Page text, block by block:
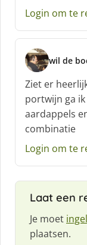
Login om te
wil de
s
c
h
r
e
e
:
Ziet er
portwijn ga
aardappels
combinatie
Login om te
Laat een
Je moet
plaatsen.